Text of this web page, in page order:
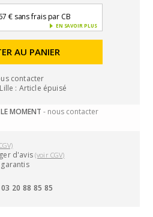
€ sans frais par CB
EN SAVOIR PLUS
AU PANIER
contacter
: Article épuisé
MOMENT - nous contacter
d'avis(voir CGV)
garantis
20 88 85 85